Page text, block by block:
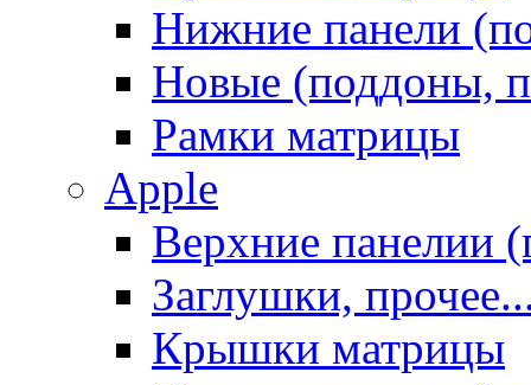
Нижние панели
Новые (поддоны,
Рамки матрицы
Apple
Верхние панелии
Заглушки,
Крышки матрицы